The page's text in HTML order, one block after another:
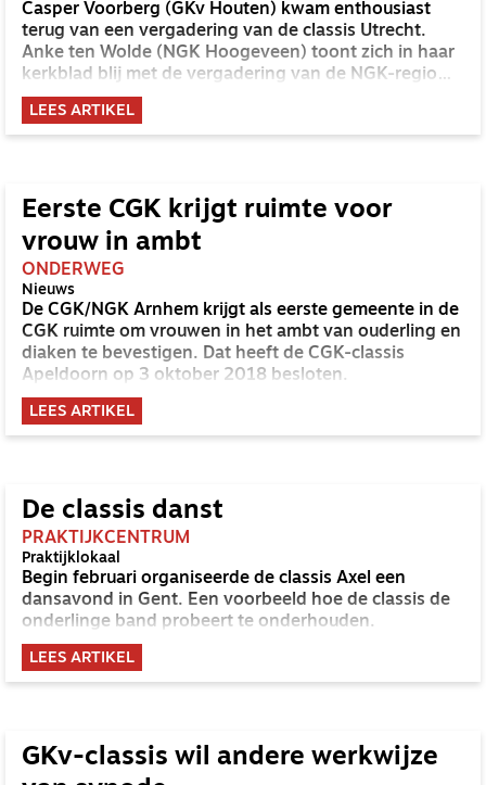
Casper Voorberg (GKv Houten) kwam enthousiast
terug van een vergadering van de classis Utrecht.
Anke ten Wolde (NGK Hoogeveen) toont zich in haar
kerkblad blij met de vergadering van de NGK-regio
Noord.
LEES ARTIKEL
Eerste CGK krijgt ruimte voor
vrouw in ambt
ONDERWEG
Nieuws
De CGK/NGK Arnhem krijgt als eerste gemeente in de
CGK ruimte om vrouwen in het ambt van ouderling en
diaken te bevestigen. Dat heeft de CGK-classis
Apeldoorn op 3 oktober 2018 besloten.
LEES ARTIKEL
De classis danst
PRAKTIJKCENTRUM
Praktijklokaal
Begin februari organiseerde de classis Axel een
dansavond in Gent. Een voorbeeld hoe de classis de
onderlinge band probeert te onderhouden.
LEES ARTIKEL
GKv-classis wil andere werkwijze